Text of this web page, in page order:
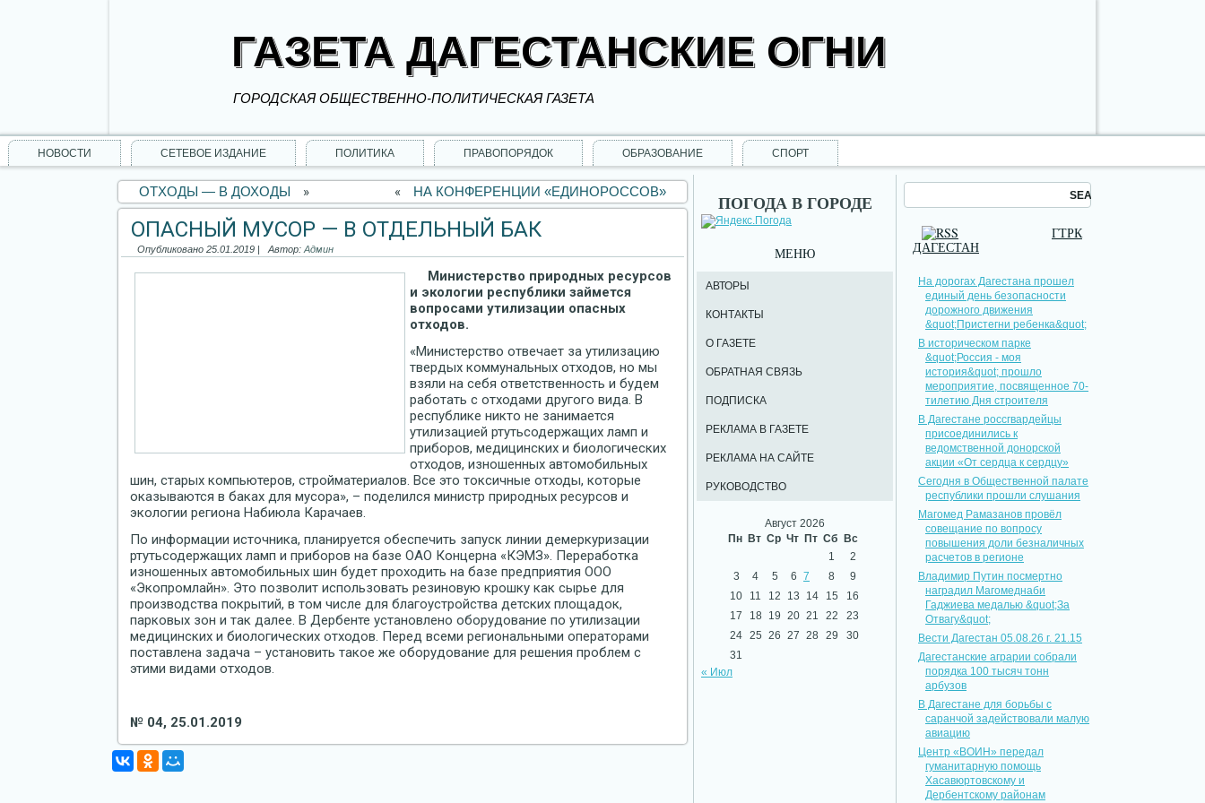
ГАЗЕТА ДАГЕСТАНСКИЕ ОГНИ
ГОРОДСКАЯ ОБЩЕСТВЕННО-ПОЛИТИЧЕСКАЯ ГАЗЕТА
НОВОСТИ СЕТЕВОЕ ИЗДАНИЕ ПОЛИТИКА ПРАВОПОРЯДОК ОБРАЗОВАНИЕ СПОРТ
ОТХОДЫ — В ДОХОДЫ » « НА КОНФЕРЕНЦИИ «ЕДИНОРОCСОВ»
ОПАСНЫЙ МУСОР — В ОТДЕЛЬНЫЙ БАК
Опубликовано 25.01.2019 | Автор: Админ
Министерство природных ресурсов
и экологии республики займется
вопросами утилизации опасных
отходов.
«Министерство отвечает за утилизацию
твердых коммунальных отходов, но мы
взяли на себя ответственность и будем
работать с отходами другого вида. В
республике никто не занимается
утилизацией ртутьсодержащих ламп и
приборов, медицинских и биологических
отходов, изношенных автомобильных
шин, старых компьютеров, стройматериалов. Все это токсичные отходы, которые
оказываются в баках для мусора», – поделился министр природных ресурсов и
экологии региона Набиюла Карачаев.
По информации источника, планируется обеспечить запуск линии демеркуризации
ртутьсодержащих ламп и приборов на базе ОАО Концерна «КЭМЗ». Переработка
изношенных автомобильных шин будет проходить на базе предприятия ООО
«Экопромлайн». Это позволит использовать резиновую крошку как сырье для
производства покрытий, в том числе для благоустройства детских площадок,
парковых зон и так далее. В Дербенте установлено оборудование по утилизации
медицинских и биологических отходов. Перед всеми региональными операторами
поставлена задача – установить такое же оборудование для решения проблем с
этими видами отходов.
№ 04, 25.01.2019
ПОГОДА В ГОРОДЕ
МЕНЮ
АВТОРЫ
КОНТАКТЫ
О ГАЗЕТЕ
ОБРАТНАЯ СВЯЗЬ
ПОДПИСКА
РЕКЛАМА В ГАЗЕТЕ
РЕКЛАМА НА САЙТЕ
РУКОВОДСТВО
Август 2026
Пн Вт Ср Чт Пт Сб
Вс
1
2
3
4 5 6 7 8
9
10
11 12 13 14 15
16
17
18 19 20 21 22
23
24 25 26 27 28 29
30
31
« Июл
ГТРК
ДАГЕСТАН
На дорогах Дагестана прошел
единый день безопасности
дорожного движения
&quot;Пристегни ребенка&quot;
В историческом парке
&quot;Россия - моя
история&quot; прошло
мероприятие, посвященное 70-
тилетию Дня строителя
В Дагестане россгвардейцы
присоединились к
ведомственной донорской
акции «От сердца к сердцу»
Сегодня в Общественной палате
республики прошли слушания
Магомед Рамазанов провёл
совещание по вопросу
повышения доли безналичных
расчетов в регионе
Владимир Путин посмертно
наградил Магомеднаби
Гаджиева медалью &quot;За
Отвагу&quot;
Вести Дагестан 05.08.26 г. 21.15
Дагестанские аграрии собрали
порядка 100 тысяч тонн
арбузов
В Дагестане для борьбы с
саранчой задействовали малую
авиацию
Центр «ВОИН» передал
гуманитарную помощь
Хасавюртовскому и
Дербентскому районам